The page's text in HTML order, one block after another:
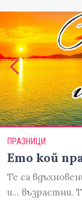
ПРАЗНИЦИ
Ето кой
Те са
и... възрастни.